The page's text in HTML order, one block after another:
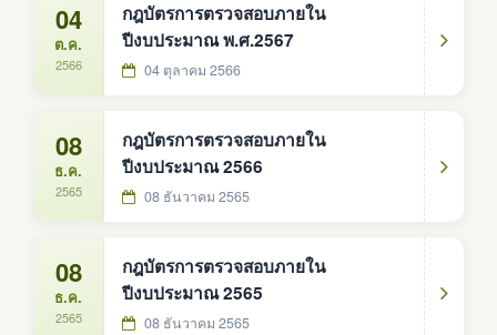
04
ต.ค.
2566
กฎบัตรการตรวจสอบภายใน
ปีงบประมาณ พ.ศ.2567
04 ตุลาคม 2566
08
ธ.ค.
2565
กฎบัตรการตรวจสอบภายใน
ปีงบประมาณ 2566
08 ธันวาคม 2565
08
ธ.ค.
2565
กฎบัตรการตรวจสอบภายใน
ปีงบประมาณ 2565
08 ธันวาคม 2565